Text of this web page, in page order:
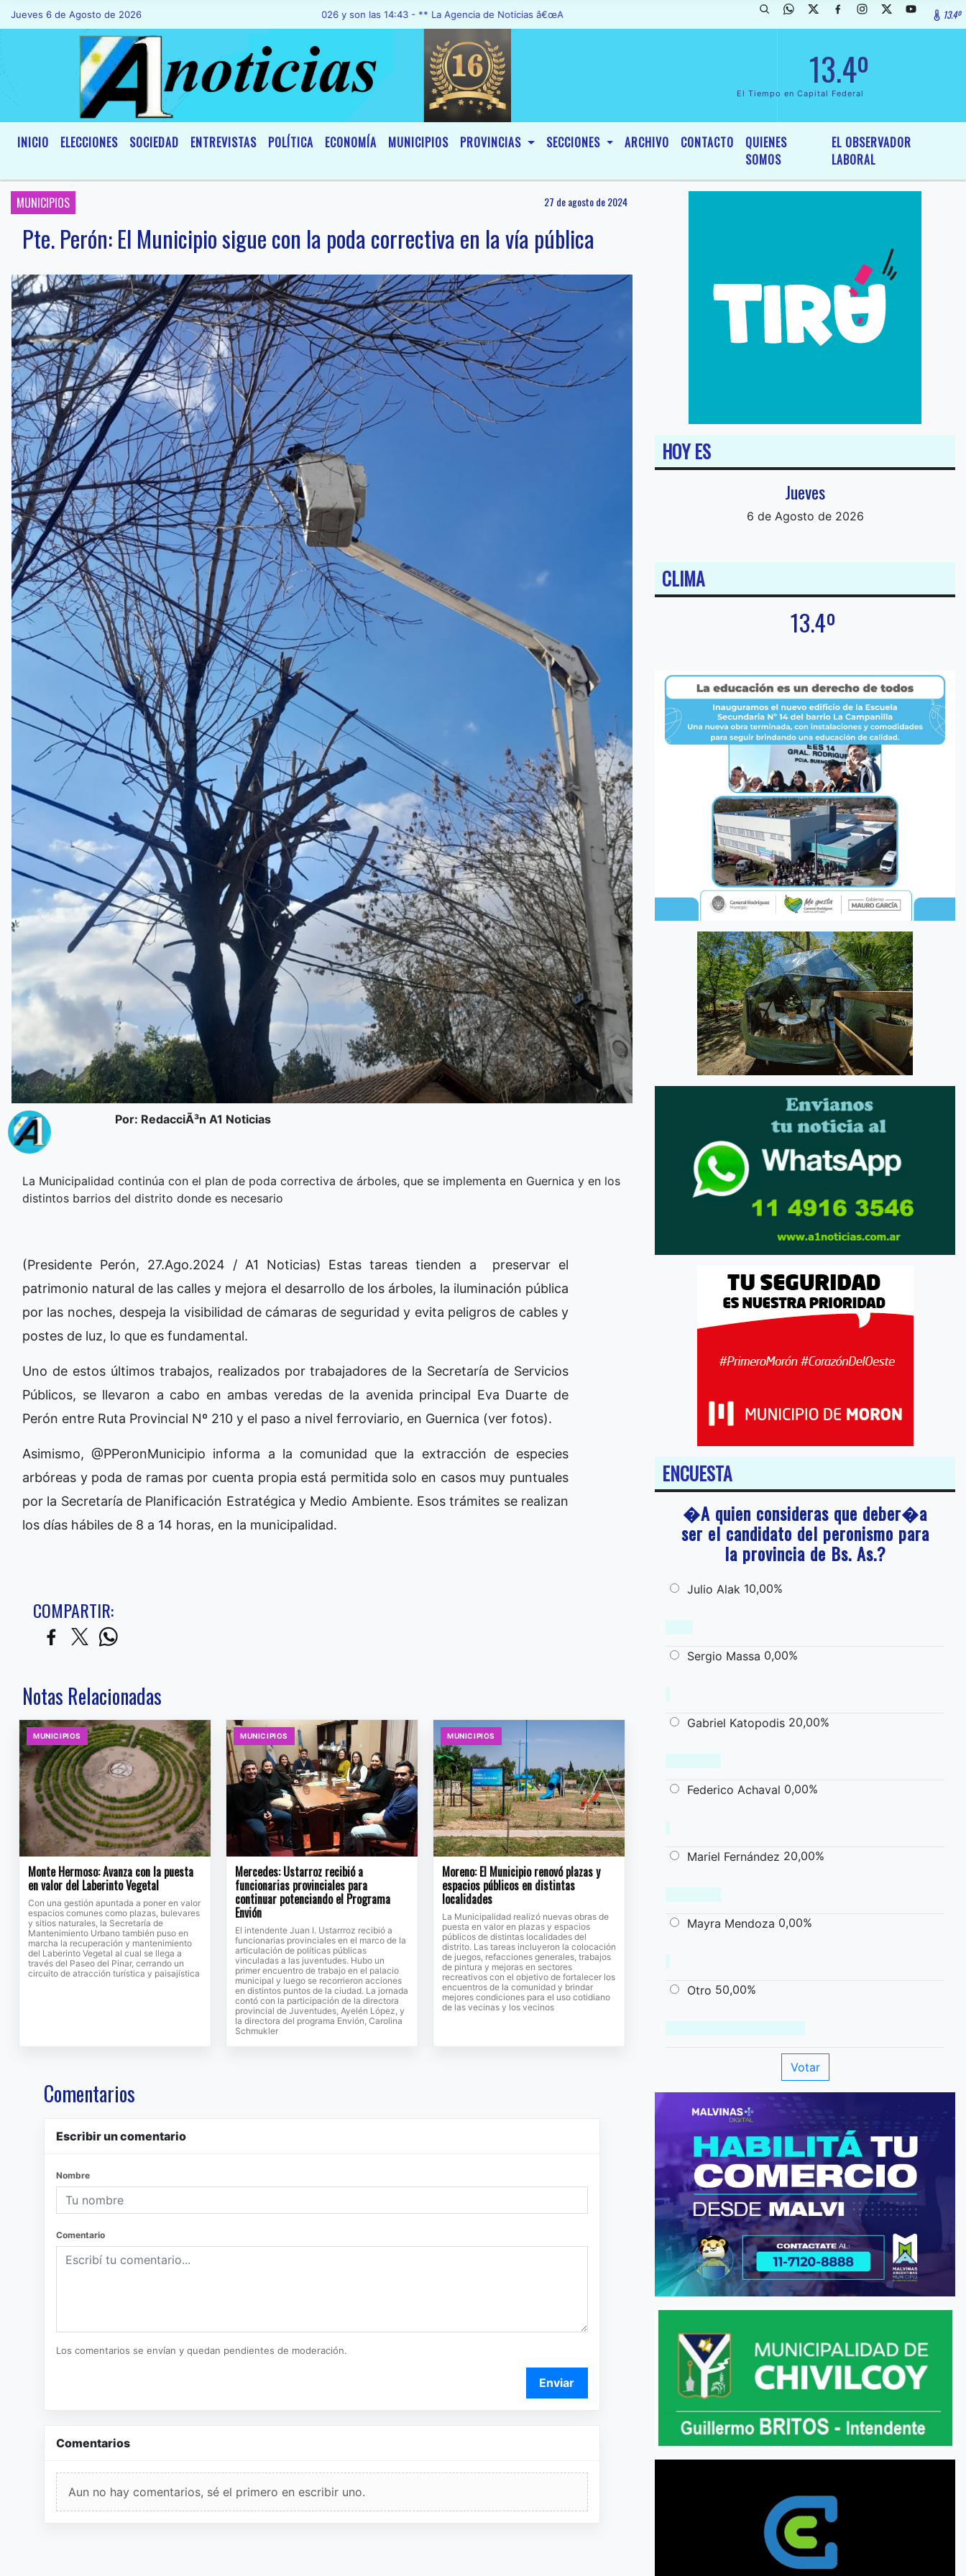
Jueves 6 de Agosto de 2026Hoy es Jueves 6 de Agosto de 2026 y son las 14:43 - ** La Agencia de Noticias â€œA1 Noticiasâ€, fue declarada de InterÃ©s General y Legislativo, por Ordenanza NÂº 6236/19 del HCD
13.4º
13.4º
El Tiempo en Capital Federal
INICIO ELECCIONES SOCIEDAD ENTREVISTAS POLÍTICA ECONOMÍA MUNICIPIOS PROVINCIAS SECCIONES ARCHIVO CONTACTO
QUIENES
SOMOS
EL OBSERVADOR
LABORAL
MUNICIPIOS 27 de agosto de 2024
Pte. Perón: El Municipio sigue con la poda correctiva en la vía pública
Por: RedacciÃ³n A1 Noticias
La Municipalidad continúa con el plan de poda correctiva de árboles, que se implementa en Guernica y en los
distintos barrios del distrito donde es necesario
(Presidente Perón, 27.Ago.2024 / A1 Noticias) Estas tareas tienden a preservar el
patrimonio natural de las calles y mejora el desarrollo de los árboles, la iluminación pública
por las noches, despeja la visibilidad de cámaras de seguridad y evita peligros de cables y
postes de luz, lo que es fundamental.
Uno de estos últimos trabajos, realizados por trabajadores de la Secretaría de Servicios
Públicos, se llevaron a cabo en ambas veredas de la avenida principal Eva Duarte de
Perón entre Ruta Provincial Nº 210 y el paso a nivel ferroviario, en Guernica (ver fotos).
Asimismo, @PPeronMunicipio informa a la comunidad que la extracción de especies
arbóreas y poda de ramas por cuenta propia está permitida solo en casos muy puntuales
por la Secretaría de Planificación Estratégica y Medio Ambiente. Esos trámites se realizan
los días hábiles de 8 a 14 horas, en la municipalidad.
COMPARTIR:
Notas Relacionadas
MUNICIPIOS
Monte Hermoso: Avanza con la puesta
en valor del Laberinto Vegetal
Con una gestión apuntada a poner en valor
espacios comunes como plazas, bulevares
y sitios naturales, la Secretaría de
Mantenimiento Urbano también puso en
marcha la recuperación y mantenimiento
del Laberinto Vegetal al cual se llega a
través del Paseo del Pinar, cerrando un
circuito de atracción turística y paisajística
MUNICIPIOS
Mercedes: Ustarroz recibió a
funcionarias provinciales para
continuar potenciando el Programa
Envión
El intendente Juan I. Ustarrroz recibió a
funcionarias provinciales en el marco de la
articulación de políticas públicas
vinculadas a las juventudes. Hubo un
primer encuentro de trabajo en el palacio
municipal y luego se recorrieron acciones
en distintos puntos de la ciudad. La jornada
contó con la participación de la directora
provincial de Juventudes, Ayelén López, y
la directora del programa Envión, Carolina
Schmukler
MUNICIPIOS
Moreno: El Municipio renovó plazas y
espacios públicos en distintas
localidades
La Municipalidad realizó nuevas obras de
puesta en valor en plazas y espacios
públicos de distintas localidades del
distrito. Las tareas incluyeron la colocación
de juegos, refacciones generales, trabajos
de pintura y mejoras en sectores
recreativos con el objetivo de fortalecer los
encuentros de la comunidad y brindar
mejores condiciones para el uso cotidiano
de las vecinas y los vecinos
Comentarios
Escribir un comentario
Nombre
Comentario
Los comentarios se envían y quedan pendientes de moderación.
Enviar
Comentarios
Aun no hay comentarios, sé el primero en escribir uno.
HOY ES
Jueves
6 de Agosto de 2026
CLIMA
13.4º
ENCUESTA
�A quien consideras que deber�a
ser el candidato del peronismo para
la provincia de Bs. As.?
Julio Alak 10,00%
Sergio Massa 0,00%
Gabriel Katopodis 20,00%
Federico Achaval 0,00%
Mariel Fernández 20,00%
Mayra Mendoza 0,00%
Otro 50,00%